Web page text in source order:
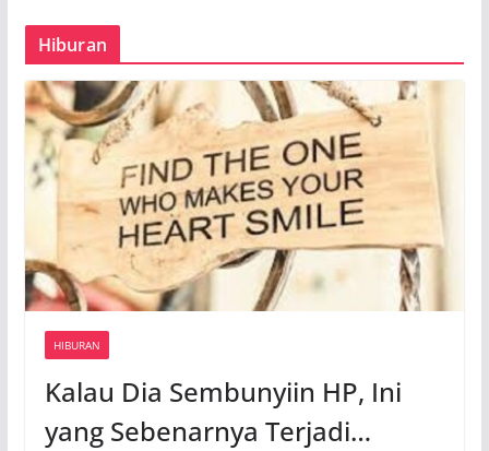
Hiburan
HIBURAN
Kalau Dia Sembunyiin HP, Ini
yang Sebenarnya Terjadi…